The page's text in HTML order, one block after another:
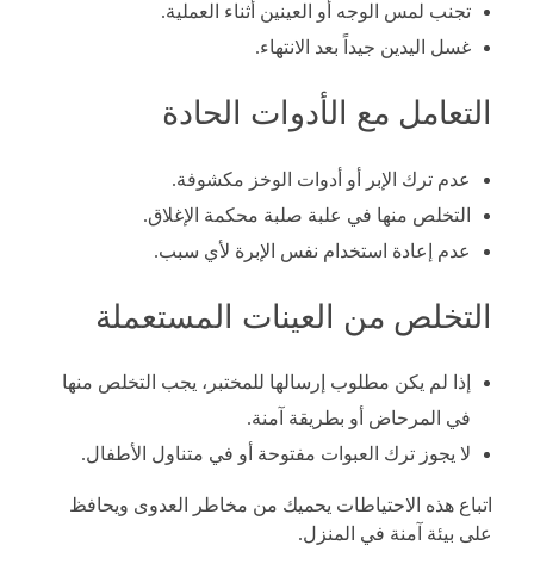
تجنب لمس الوجه أو العينين أثناء العملية.
غسل اليدين جيداً بعد الانتهاء.
التعامل مع الأدوات الحادة
عدم ترك الإبر أو أدوات الوخز مكشوفة.
التخلص منها في علبة صلبة محكمة الإغلاق.
عدم إعادة استخدام نفس الإبرة لأي سبب.
التخلص من العينات المستعملة
إذا لم يكن مطلوب إرسالها للمختبر، يجب التخلص منها
في المرحاض أو بطريقة آمنة.
لا يجوز ترك العبوات مفتوحة أو في متناول الأطفال.
اتباع هذه الاحتياطات يحميك من مخاطر العدوى ويحافظ
على بيئة آمنة في المنزل.